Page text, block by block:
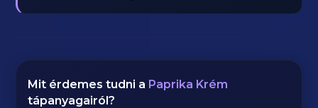
Mit érdemes tudni a Paprika Krém
tápanyagairól?